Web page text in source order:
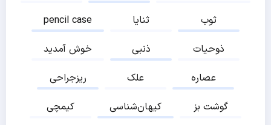
pencil case
ثنایا
ثوب
خوش آمدید
ذنبی
ذوحیات
ریزجراحی
علک
عصاره
کیمچی
کیهان‌شناسی
گوشت بز